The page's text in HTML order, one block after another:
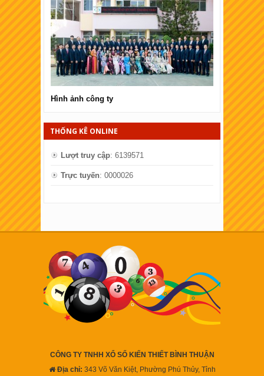
Hình ảnh công ty Hình ảnh
THỐNG KÊ ONLINE
Lượt truy cập: 6139571
Trực tuyến: 0000026
CÔNG TY TNHH XỔ SỐ KIẾN THIẾT BÌNH THUẬN
Địa chỉ: 343 Võ Văn Kiệt, Phường Phú Thủy, Tỉnh